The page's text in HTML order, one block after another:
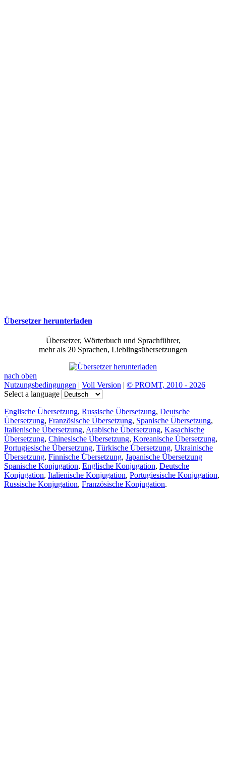
Übersetzer herunterladen
Übersetzer, Wörterbuch und Sprachführer,
mehr als 20 Sprachen, Lieblingsübersetzungen
nach oben
Nutzungsbedingungen | Voll Version | © PROMT, 2010 - 2026
Select a language
Englische Übersetzung, Russische Übersetzung, Deutsche
Übersetzung, Französische Übersetzung, Spanische Übersetzung,
Italienische Übersetzung, Arabische Übersetzung, Kasachische
Übersetzung, Chinesische Übersetzung, Koreanische Übersetzung,
Portugiesische Übersetzung, Türkische Übersetzung, Ukrainische
Übersetzung, Finnische Übersetzung, Japanische Übersetzung
Spanische Konjugation, Englische Konjugation, Deutsche
Konjugation, Italienische Konjugation, Portugiesische Konjugation,
Russische Konjugation, Französische Konjugation.